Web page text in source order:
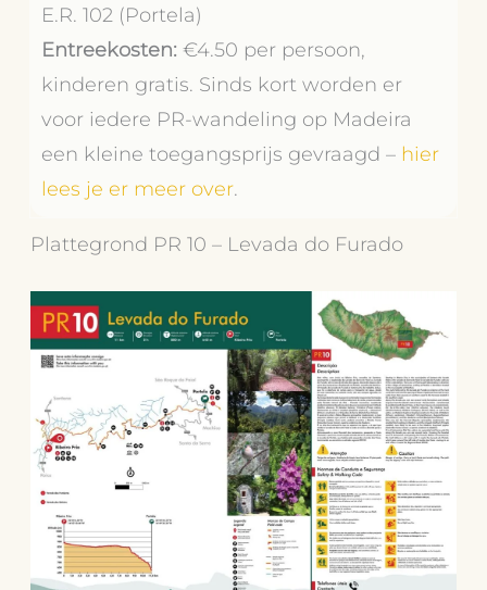
E.R. 102 (Portela)
Entreekosten:€4.50 per persoon,
kinderen gratis. Sinds kort worden er
voor iedere PR-wandeling op Madeira
een kleine toegangsprijs gevraagd – hier
lees je er meer over.
Plattegrond PR 10 – Levada do Furado